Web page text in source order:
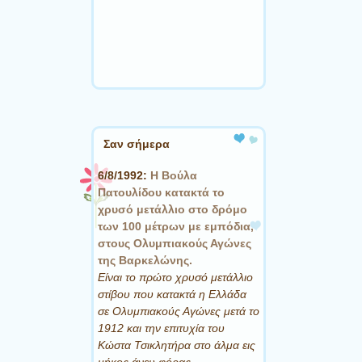
Σαν σήμερα
6/8/1992: Η Βούλα
Πατουλίδου κατακτά το
χρυσό μετάλλιο στο δρόμο
των 100 μέτρων με εμπόδια,
στους Ολυμπιακούς Αγώνες
της Βαρκελώνης.
Είναι το πρώτο χρυσό μετάλλιο
στίβου που κατακτά η Ελλάδα
σε Ολυμπιακούς Αγώνες μετά το
1912 και την επιτυχία του
Κώστα Τσικλητήρα στο άλμα εις